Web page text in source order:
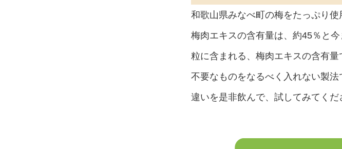
和歌山県みなべ町の梅をたっぷり使
梅肉エキスの含有量は、約45％と
粒に含まれる、梅肉エキスの含有量
不要なものをなるべく入れない製
違いを是非飲んで、試してみてくだ